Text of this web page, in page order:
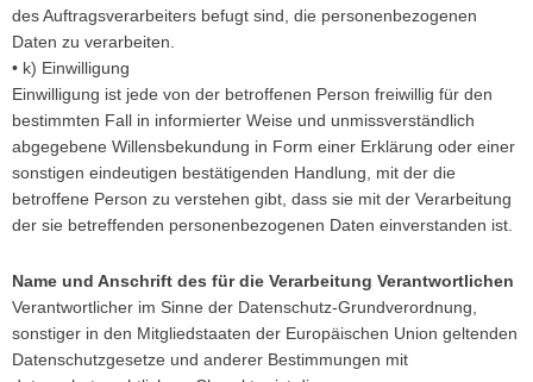
des Auftragsverarbeiters befugt sind, die personenbezogenen
Daten zu verarbeiten.
• k) Einwilligung
Einwilligung ist jede von der betroffenen Person freiwillig für den
bestimmten Fall in informierter Weise und unmissverständlich
abgegebene Willensbekundung in Form einer Erklärung oder einer
sonstigen eindeutigen bestätigenden Handlung, mit der die
betroffene Person zu verstehen gibt, dass sie mit der Verarbeitung
der sie betreffenden personenbezogenen Daten einverstanden ist.
Name und Anschrift des für die Verarbeitung Verantwortlichen
Verantwortlicher im Sinne der Datenschutz-Grundverordnung,
sonstiger in den Mitgliedstaaten der Europäischen Union geltenden
Datenschutzgesetze und anderer Bestimmungen mit